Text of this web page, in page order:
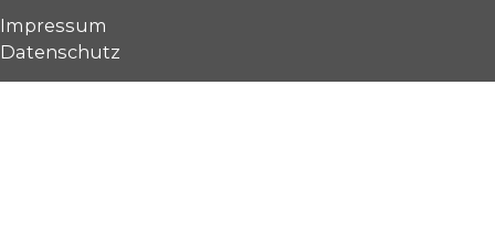
Impressum
Datenschutz